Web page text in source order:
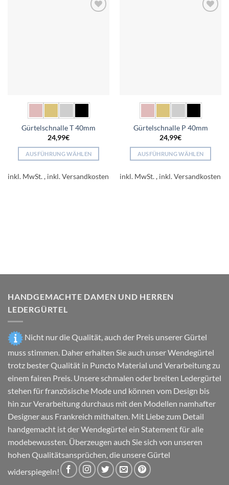
Gürtelschnalle T 40mm
24,99€
AUSFÜHRUNG WÄHLEN
Produkt
der
gewählt
inkl. MwSt.
Gürtelschnalle P 40mm
24,99€
AUSFÜHRUNG WÄHLEN
Produkt
der
gewählt
inkl. MwSt.
HANDGEMACHTE DAMEN UND HERREN
LEDERGÜRTEL
Nicht nur die Qualität, auch der Preis unserer Gürtel
muss stimmen. Daher erhalten Sie auch unser Wendegürtel
trotz bester Qualität in Puncto Material und Verarbeitung zu
einem fairen Preis. Unsere schmalen oder breiten Ledergürtel
stehen für französische Mode und können vom Design bis
hin zur Verarbeitung durchaus mit den Modellen namhafter
Designer aus Frankreich mithalten. Mit Liebe zum Detail
handgemacht ist der Wendegürtel ein Statement für alle
modebewussten. Überzeugen auch Sie sich von unseren
hohen Qualitätsansprüchen, die unsere Gürtel
widerspiegeln!